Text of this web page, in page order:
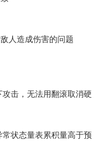
人造成伤害的问题
击，无法用翻滚取消硬
状态量表累积量高于预